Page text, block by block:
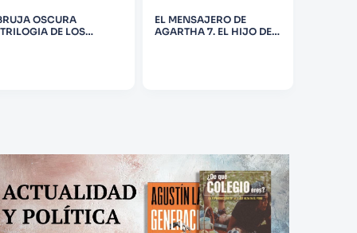
OSCURA
DE LOS
EL MENSAJERO DE
AGARTHA 7. EL HIJO DEL